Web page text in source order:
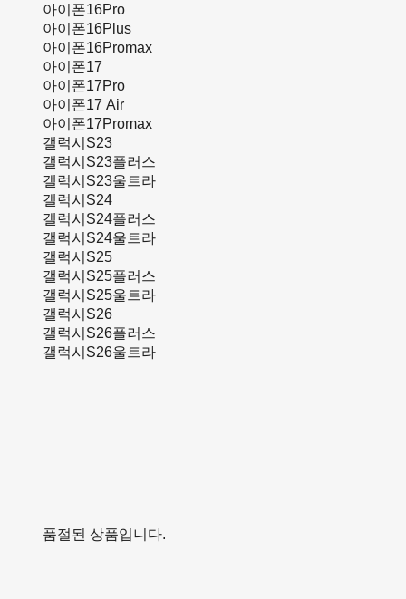
아이폰16Pro
아이폰16Plus
아이폰16Promax
아이폰17
아이폰17Pro
아이폰17 Air
아이폰17Promax
갤럭시S23
갤럭시S23플러스
갤럭시S23울트라
갤럭시S24
갤럭시S24플러스
갤럭시S24울트라
갤럭시S25
갤럭시S25플러스
갤럭시S25울트라
갤럭시S26
갤럭시S26플러스
갤럭시S26울트라
품절된 상품입니다.